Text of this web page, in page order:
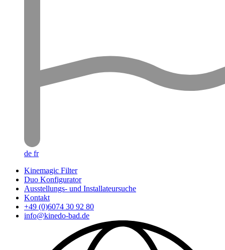
de fr
Kinemagic Filter
Duo Konfigurator
Ausstellungs- und Installateursuche
Kontakt
+49 (0)6074 30 92 80
info@kinedo-bad.de